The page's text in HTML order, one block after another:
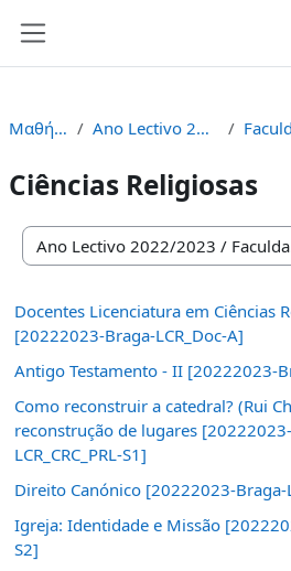
Μαθήματα Ano Lectivo 2022/2023
Ciências Religiosas
Κατηγορίες μαθημάτων
Docentes Licenciatura em Ciências
[20222023-Braga-LCR_Doc-A]
Antigo Testamento - II [20222023-
Como reconstruir a catedral? (Rui
reconstrução de lugares
LCR_CRC_PRL-S1]
Direito Canónico [20222023-Braga-
Igreja: Identidade e Missão
S2]